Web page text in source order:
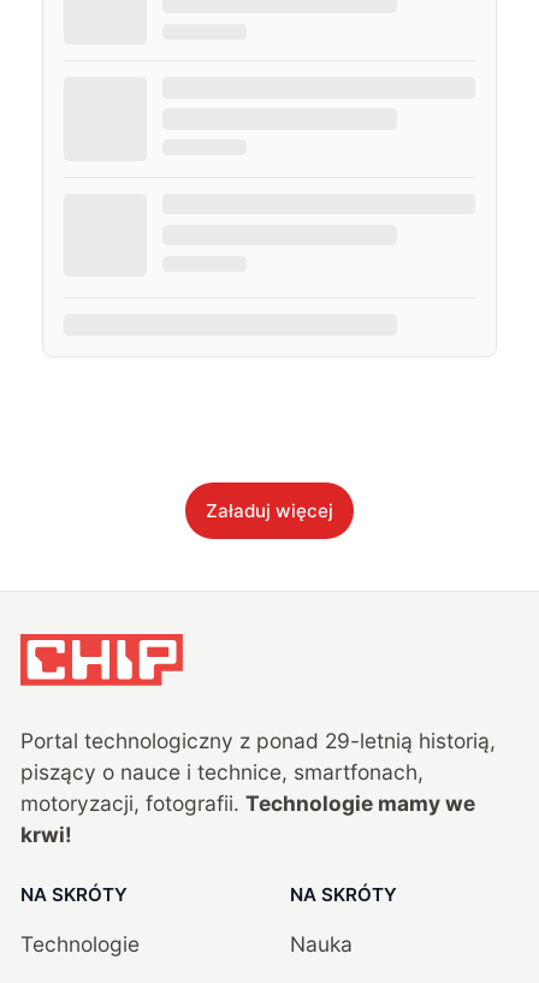
Załaduj więcej
Portal technologiczny z ponad 29-letnią historią,
piszący o nauce i technice, smartfonach,
motoryzacji, fotografii. Technologie mamy we
krwi!
NA SKRÓTY
Technologie
NA SKRÓTY
Nauka